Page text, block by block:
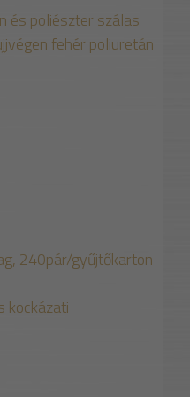
és poliészter szálas
fehér poliuretán
240pár/gyűjtőkarton
kockázati